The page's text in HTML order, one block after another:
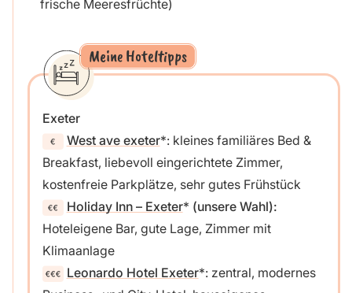
frische Meeresfrüchte)
Meine Hoteltipps
Exeter
West ave exeter : kleines familiäres Bed &
Breakfast, liebevoll eingerichtete Zimmer,
kostenfreie Parkplätze, sehr gutes Frühstück
Holiday Inn – Exeter
(unsere Wahl):
Hoteleigene Bar, gute Lage, Zimmer mit
Klimaanlage
Leonardo Hotel Exeter : zentral, modernes